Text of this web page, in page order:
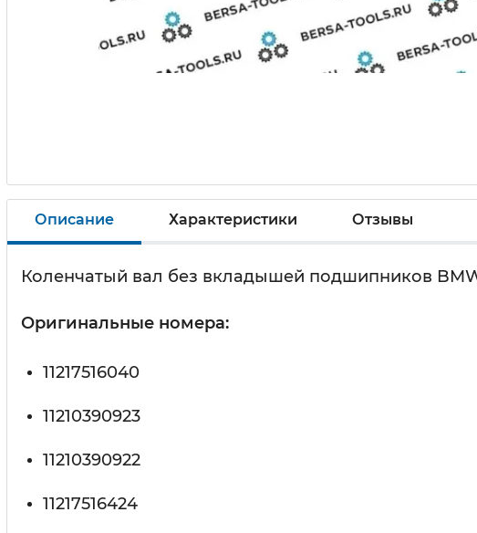
Описание Характеристики Отзывы
Коленчатый вал без вкладышей подшипников
Оригинальные номера:
11217516040
11210390923
11210390922
11217516424